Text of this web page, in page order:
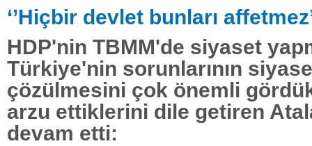
‘’Hiçbir devlet bunları
HDP'nin TBMM'de siyaset
Türkiye'nin sorunlarının
çözülmesini çok önemli
arzu ettiklerini dile getiren
devam etti: